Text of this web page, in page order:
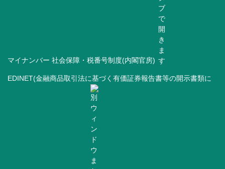
マイナンバー 社会保障・税番号制度(内閣官房)
EDINET(金融商品取引法に基づく有価証券報告書等の開示書類に